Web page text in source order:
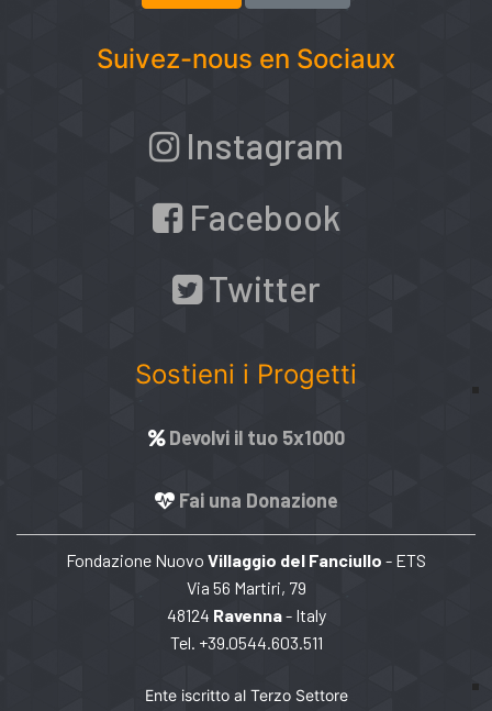
Suivez-nous en Sociaux
Instagram
Facebook
Twitter
Sostieni i Progetti
Devolvi il tuo 5x1000
Fai una Donazione
Fondazione Nuovo Villaggio del Fanciullo - ETS
Via 56 Martiri, 79
48124 Ravenna- Italy
Tel. +39.0544.603.511
Ente iscritto al Terzo Settore